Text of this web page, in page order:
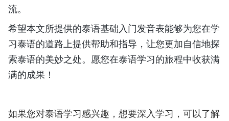
流。
希望本文所提供的泰语基础入门发音表能够为您在学
习泰语的道路上提供帮助和指导，让您更加自信地探
索泰语的美妙之处。愿您在泰语学习的旅程中收获满
满的成果！
如果您对泰语学习感兴趣，想要深入学习，可以了解